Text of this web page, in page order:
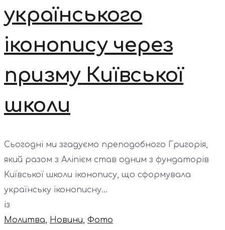
українського
іконопису через
призму Київської
школи
Сьогодні ми згадуємо преподобного Григорія,
який разом з Аліпієм став одним з фундаторів
Київської школи іконопису, що сформувала
українську іконописну...
із
Молитва, Новини, Фото